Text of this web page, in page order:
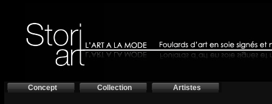
Concept Collection Artistes